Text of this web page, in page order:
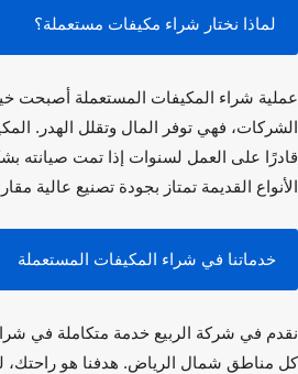
لماذا نختار شراء مكيفات مستعملة؟
شراء المكيفات المستعملةأصبحت خيارًا
فهي توفر المال وتقلل الهدر.
على العمل لسنوات إذا تمت صيانته
القديمة تمتاز بجودة تصنيع عالية مقارنة
خدماتنا في شراء المكيفات المستعملة
فيشركة الربيع خدمة متكاملة فيشراء
شمال الرياض. هدفنا هو راحتك،